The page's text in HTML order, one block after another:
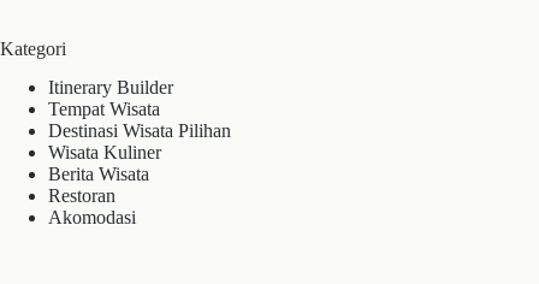
Kategori
Itinerary Builder
Tempat Wisata
Destinasi Wisata Pilihan
Wisata Kuliner
Berita Wisata
Restoran
Akomodasi